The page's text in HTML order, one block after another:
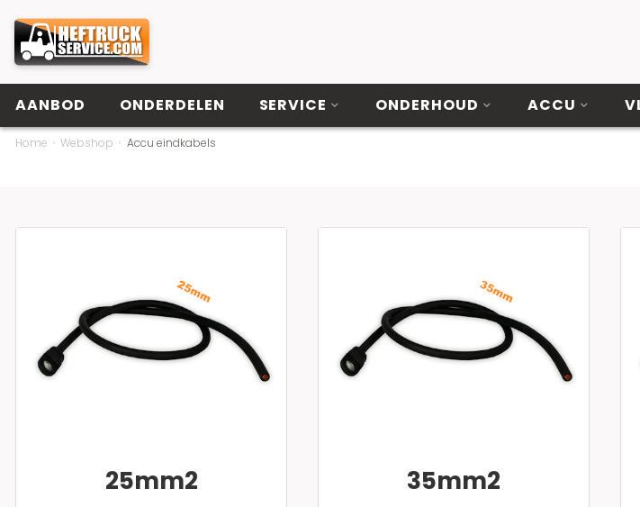
AANBOD ONDERDELEN SERVICE ONDERHOUD ACCU
Home Webshop Accu eindkabels
25mm2 35mm2